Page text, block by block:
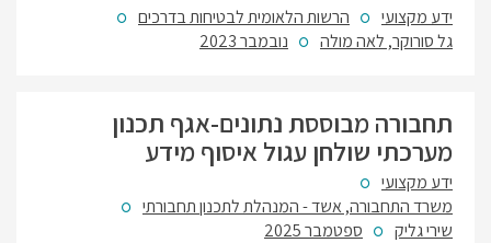
ידע מקצועי
הרשות הלאומית לבטיחות בדרכים
גל סורוקר, לאה מולה
נובמבר 2023
תחבורה מבוססת נתונים-אגף תכנון
מערכתי שולחן עגול איסוף מידע
ידע מקצועי
משרד התחבורה, אשד - המנהלת לתכנון תחבורתי
שירי גליק
ספטמבר 2025